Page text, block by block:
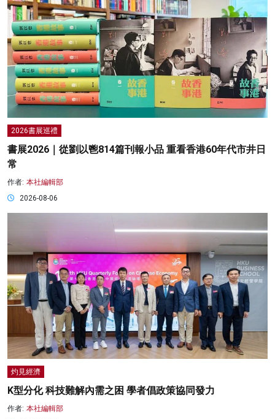
2026書展巡禮
書展2026｜從劉以鬯814篇刊報小品 重看香港60年代市井日
常
作者: 本社編輯部
2026-08-06
灼見經濟
K型分化 科技難解內需之困 學者倡政策協同發力
作者: 本社編輯部